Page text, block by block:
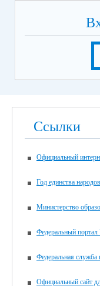
Экзамен по
русского языка и
интеллекта,
основной
21 мая 2026 года –
25 мая 2026 года –
29 мая 2026
Желаем всем
Ссылки
Официальный
Год единства
Министерство
Федеральный портал
Федеральная служба
Официальный сайт